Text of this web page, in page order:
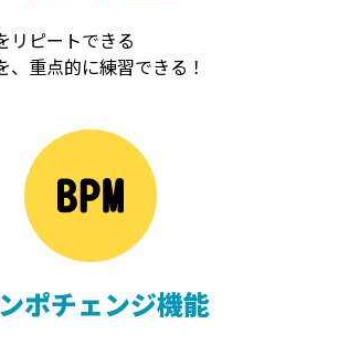
リピートできる
、重点的に練習できる！
ポチェンジ機能